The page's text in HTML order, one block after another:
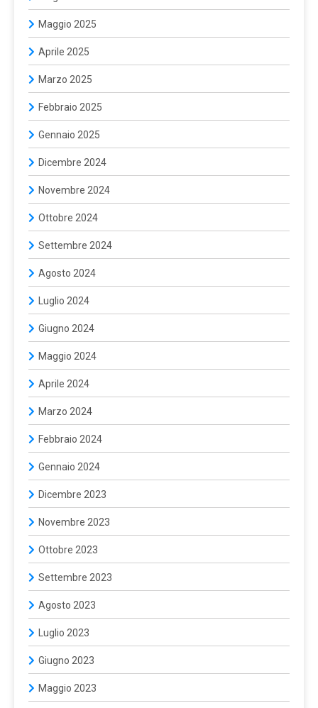
Maggio 2025
Aprile 2025
Marzo 2025
Febbraio 2025
Gennaio 2025
Dicembre 2024
Novembre 2024
Ottobre 2024
Settembre 2024
Agosto 2024
Luglio 2024
Giugno 2024
Maggio 2024
Aprile 2024
Marzo 2024
Febbraio 2024
Gennaio 2024
Dicembre 2023
Novembre 2023
Ottobre 2023
Settembre 2023
Agosto 2023
Luglio 2023
Giugno 2023
Maggio 2023